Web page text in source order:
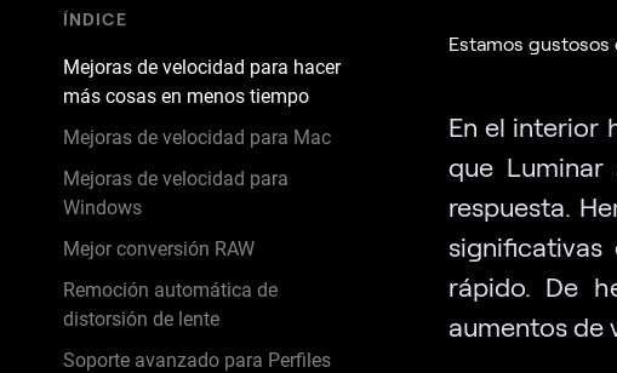
ÍNDICE
Mejoras de velocidad para hacer
más cosas en menos tiempo
Mejoras de velocidad para Mac
Mejoras de velocidad para
Windows
Mejor conversión RAW
Remoción automática de
distorsión de lente
Soporte avanzado para Perfiles
Estamos gustosos
En el interior
que
respuesta.
rápido. De
aumentos de